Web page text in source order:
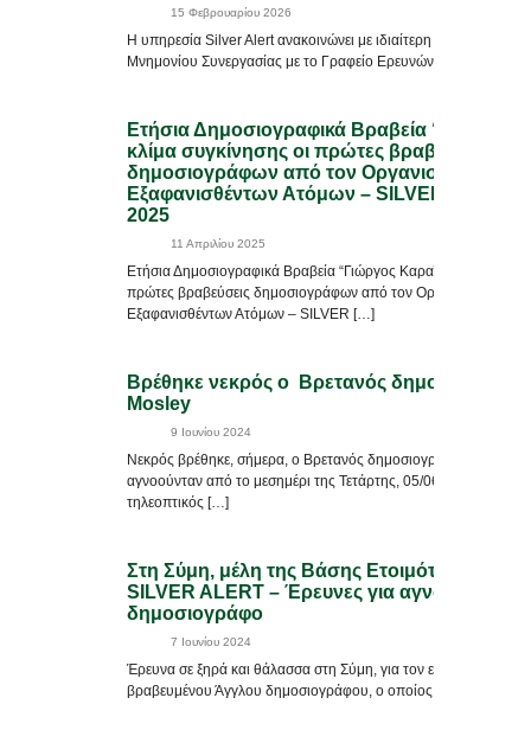
15 Φεβρουαρίου 2026
Η υπηρεσία Silver Alert ανακοινώνει με ιδιαίτερη ικανοποίηση
Μνημονίου Συνεργασίας με το Γραφείο Ερευνών του
Ετήσια Δημοσιογραφικά Βραβεία “Γιώργος
κλίμα συγκίνησης οι πρώτες βραβεύσεις
δημοσιογράφων από τον Οργανισμό
Εξαφανισθέντων Ατόμων – SILVER ALERT
2025
11 Απριλίου 2025
Ετήσια Δημοσιογραφικά Βραβεία “Γιώργος Καραϊβάζ” Σε κλίμα
πρώτες βραβεύσεις δημοσιογράφων από τον Οργανισμό
Εξαφανισθέντων Ατόμων – SILVER […]
Βρέθηκε νεκρός ο Βρετανός
Mosley
9 Ιουνίου 2024
Νεκρός βρέθηκε, σήμερα, ο Βρετανός δημοσιογράφος Michael
αγνοούνταν από το μεσημέρι της Τετάρτης, 05/06/2024. Ο
τηλεοπτικός […]
Στη Σύμη, μέλη της Βάσης Ετοιμότητας
SILVER ALERT – Έρευνες για αγνοούμενο
δημοσιογράφο
7 Ιουνίου 2024
Έρευνα σε ξηρά και θάλασσα στη Σύμη, για τον εντοπισμό
βραβευμένου Άγγλου δημοσιογράφου, ο οποίος βρίσκεται το